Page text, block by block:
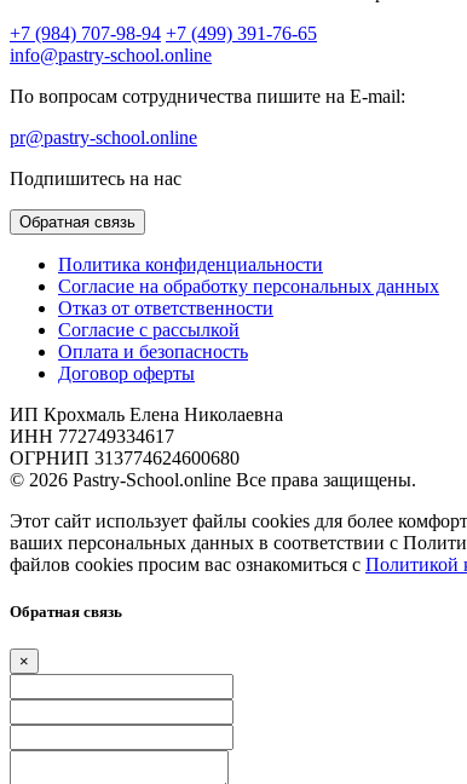
+7 (984) 707-98-94 +7 (499) 391-76-65
info@pastry-school.online
По вопросам сотрудничества пишите на E-mail:
pr@pastry-school.online
Подпишитесь на нас
Обратная связь
Политика конфиденциальности
Согласие на обработку персональных данных
Отказ от ответственности
Согласие с рассылкой
Оплата и безопасность
Договор оферты
ИП Крохмаль Елена Николаевна
ИНН 772749334617
ОГРНИП 313774624600680
© 2026 Pastry-School.online Все права защищены.
Этот сайт использует файлы cookies для более
ваших персональных данных в соответствии с
файлов cookies просим вас ознакомиться с Политикой
Обратная связь
×